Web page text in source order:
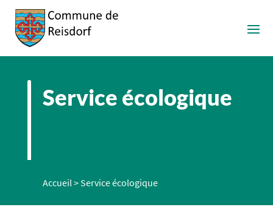
Service écologique
Accueil>Service écologique